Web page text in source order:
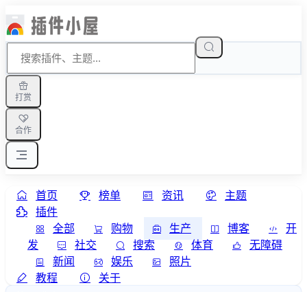
打赏
合作
首页 榜单 资讯
主题
插件
全部
购物 生产 博客
开
发
社交 搜索 体育
无障碍
新闻
娱乐
照片
教程
关于